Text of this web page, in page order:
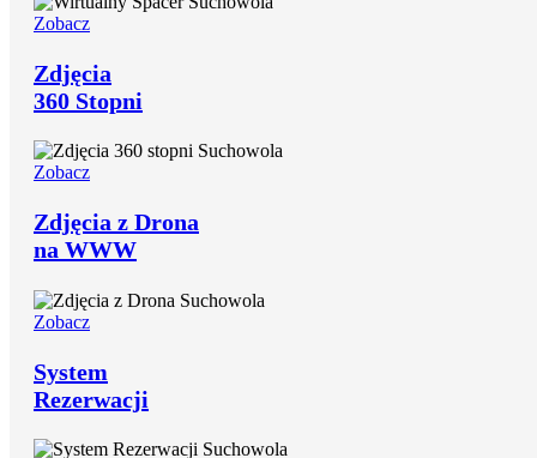
Zobacz
Zdjęcia
360 Stopni
Zobacz
Zdjęcia z Drona
na WWW
Zobacz
System
Rezerwacji